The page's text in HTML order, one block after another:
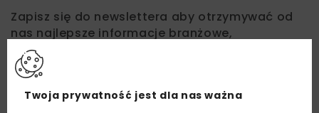
Zapisz się do newslettera aby otrzymywać od
nas najlepsze informacje branżowe,
zaproszenia na wydarzenia, atrakcyjne oferty i
dedykowane akcje specjalne.
Twoja prywatność jest dla nas ważna